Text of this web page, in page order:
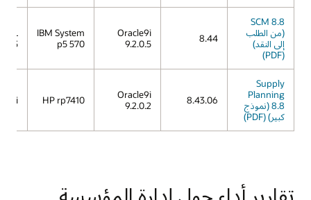
SCM 8.8
(من الطلب
إلى النقد)
(PDF)
8.44
Oracle9i
9.2.0.5
IBM System
p5 570
5L
V5.3
Supply
Planning
8.8 (نموذج
كبير) (PDF)
8.43.06
Oracle9i
9.2.0.2
HP rp7410
11i